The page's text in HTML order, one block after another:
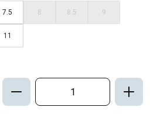
7.5 8 8.5 9
11